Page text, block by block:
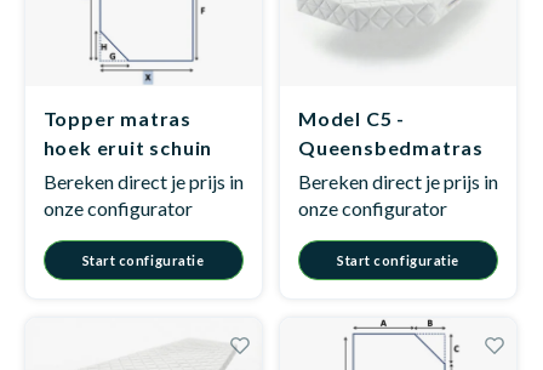
Topper matras
hoek eruit schuin
Bereken direct je prijs in
onze configurator
Start configuratie
Model C5 -
Queensbedmatras
Bereken direct je prijs in
onze configurator
Start configuratie